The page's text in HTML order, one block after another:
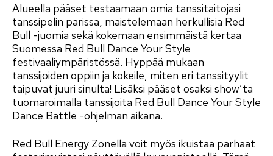
Alueella pääset testaamaan omia tanssitaitojasi
tanssipelin parissa, maistelemaan herkullisia Red
Bull -juomia sekä kokemaan ensimmäistä kertaa
Suomessa Red Bull Dance Your Style
festivaaliympäristössä. Hyppää mukaan
tanssijoiden oppiin ja kokeile, miten eri tanssityylit
taipuvat juuri sinulta! Lisäksi pääset osaksi show’ta
tuomaroimalla tanssijoita Red Bull Dance Your Style
Dance Battle -ohjelman aikana.
Red Bull Energy Zonella voit myös ikuistaa parhaat